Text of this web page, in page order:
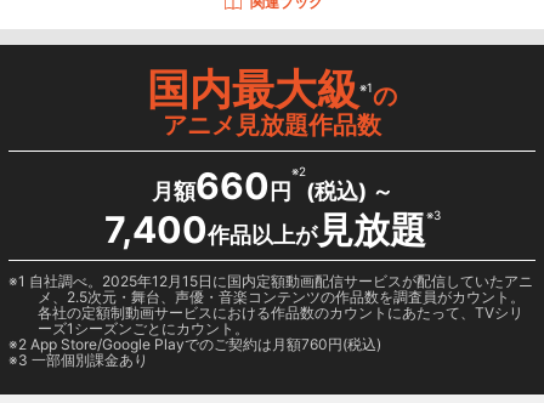
国内最大級※1の
アニメ見放題作品数
月額660 円
※2
(税込) ～
7,400作品以上が見放題※3
1 自社調べ。2025年12月15日に国内定額動画配信サービスが配信していたアニ
メ、2.5次元・舞台、声優・音楽コンテンツの作品数を調査員がカウント。
各社の定額制動画サービスにおける作品数のカウントにあたって、TVシリ
ーズ1シーズンごとにカウント。
2 App Store/Google Playでのご契約は月額760円(税込)
3 一部個別課金あり